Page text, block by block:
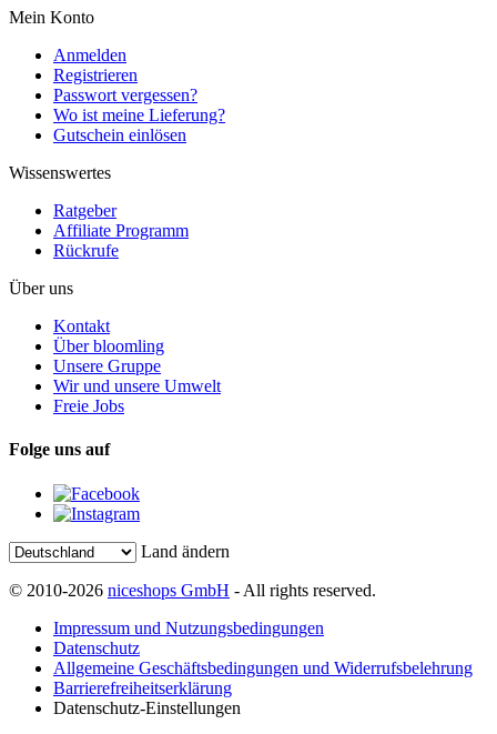
Mein Konto
Anmelden
Registrieren
Passwort vergessen?
Wo ist meine Lieferung?
Gutschein einlösen
Wissenswertes
Ratgeber
Affiliate Programm
Rückrufe
Über uns
Kontakt
Über bloomling
Unsere Gruppe
Wir und unsere Umwelt
Freie Jobs
Folge uns auf
Land ändern
© 2010-2026 niceshops GmbH - All rights reserved.
Impressum und Nutzungsbedingungen
Datenschutz
Allgemeine Geschäftsbedingungen und Widerrufsbelehrung
Barrierefreiheitserklärung
Datenschutz-Einstellungen